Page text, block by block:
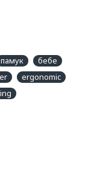
памук
бебе
ergonomic